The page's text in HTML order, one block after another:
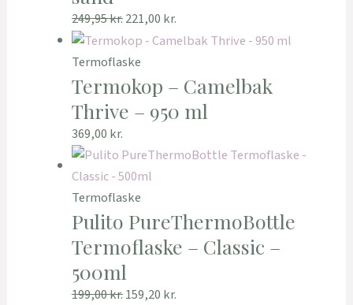
249,95kr.221,00 kr.
Termoflaske
Termokop – Camelbak
Thrive – 950 ml
369,00 kr.
Termoflaske
Pulito PureThermoBottle
Termoflaske – Classic –
500ml
199,00kr.159,20 kr.